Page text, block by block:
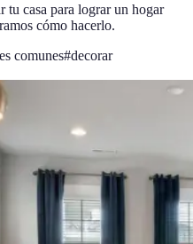
tu casa para lograr un hogar
cómo hacerlo.
comunes#decorar